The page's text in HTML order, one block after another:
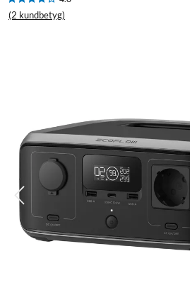
(2 kundbetyg)